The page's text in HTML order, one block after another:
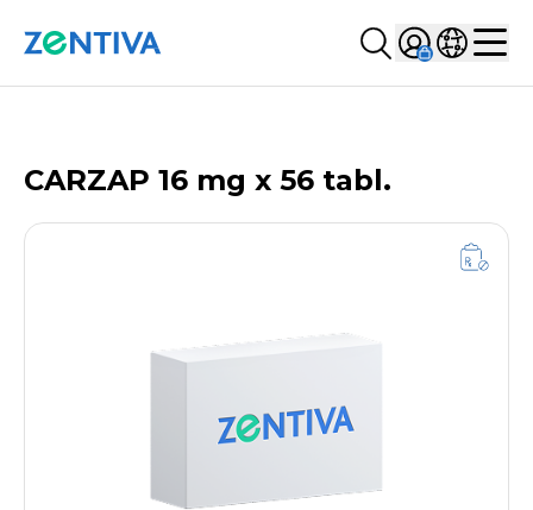
Szukaj...
Sign inWybierz
CARZAP 16 mg x 56 tabl.